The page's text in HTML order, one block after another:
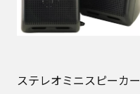
ステレオミニスピーカー